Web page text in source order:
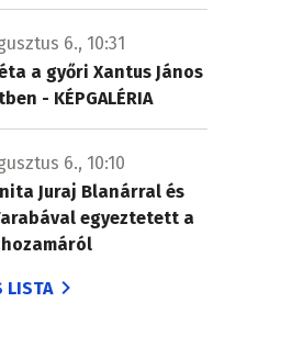
6., 10:31
a győri Xantus János
- KÉPGALÉRIA
6., 10:10
Juraj Blanárral és
egyeztetett a
LISTA